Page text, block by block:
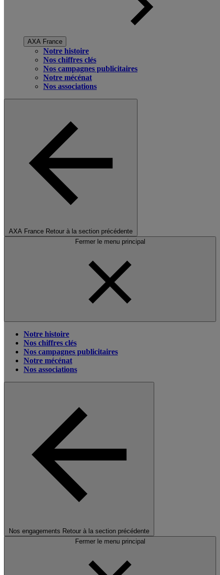
AXA France
Notre histoire
Nos chiffres clés
Nos campagnes publicitaires
Notre mécénat
Nos associations
AXA France Retour à la section précédente
Fermer le menu principal
Notre histoire
Nos chiffres clés
Nos campagnes publicitaires
Notre mécénat
Nos associations
Nos engagements Retour à la section précédente
Fermer le menu principal